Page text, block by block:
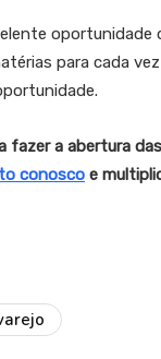
para cada
fazer a abertura
conosco e